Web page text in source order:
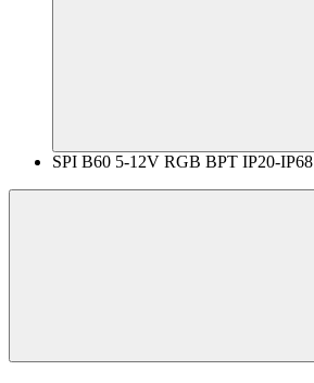
SPI B60 5-12V RGB BPT IP20-IP68